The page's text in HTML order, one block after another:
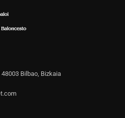
Bilbao, Bizkaia